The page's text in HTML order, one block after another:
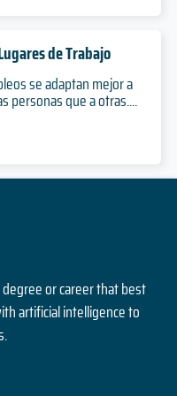
Pediatría
de Trabajo
se adaptan mejor a
personas que a otras....
or career that best
artificial intelligence to